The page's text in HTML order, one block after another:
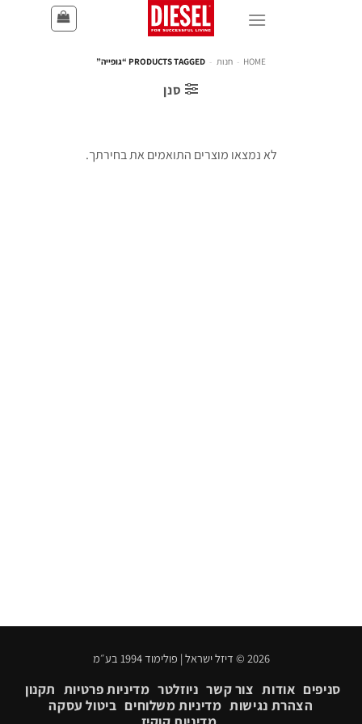
HOME
- חנות - PRODUCTS TAGGED “גופייה”
סנן
לא נמצאו מוצרים התואמים את בחירתך.
2026 © דיזל ישראל | פולימוד 1994 בע״מ
סניפים אודות צור קשר ניוזלטר מדיניות פרטיות תקנון
הצהרת נגישות מדיניות משלוחים ביטול עסקה